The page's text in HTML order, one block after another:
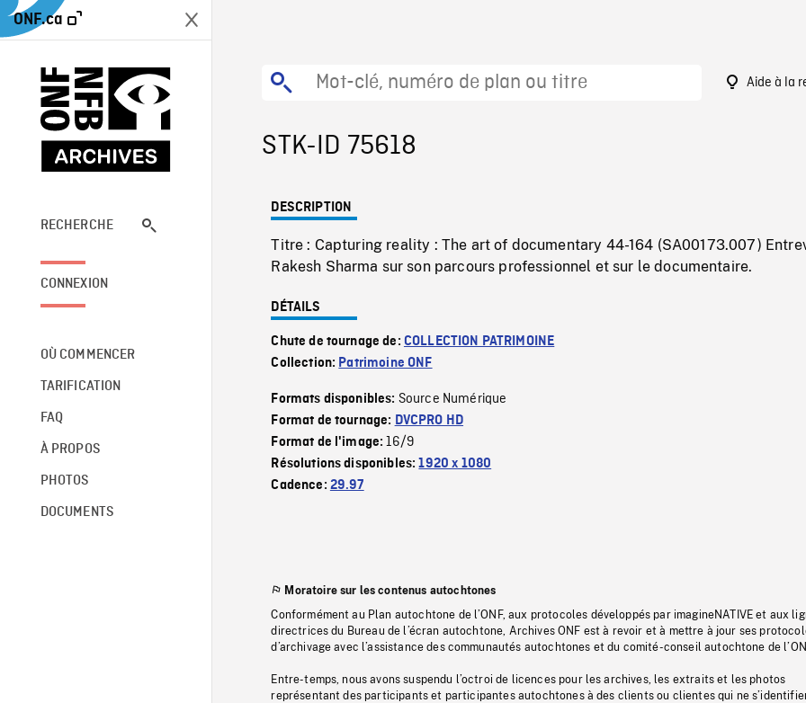
ONF.ca
RECHERCHE
CONNEXION
OÙ COMMENCER
TARIFICATION
FAQ
À PROPOS
PHOTOS
DOCUMENTS
Aide à la
STK-ID 75618
DESCRIPTION
Titre : Capturing reality : The art of documentary 44-164 (SA00173.007)
Rakesh Sharma sur son parcours professionnel et sur le documentaire.
DÉTAILS
Chute de tournage de: COLLECTION PATRIMOINE
Collection: Patrimoine ONF
Formats disponibles: Source Numérique
Format de tournage: DVCPRO HD
Format de l'image:16/9
Résolutions disponibles:1920 x 1080
Cadence: 29.97
Moratoire sur les contenus autochtones
Conformément au Plan autochtone de l’ONF, aux protocoles développés par imagineNATIVE et aux
directrices du Bureau de l’écran autochtone, Archives ONF est à revoir et à mettre à jour ses
d’archivage avec l’assistance des communautés autochtones et du comité-conseil autochtone de
Entre-temps, nous avons suspendu l’octroi de licences pour les archives, les extraits et les photos
représentant des participants et participantes autochtones à des clients ou clientes qui ne